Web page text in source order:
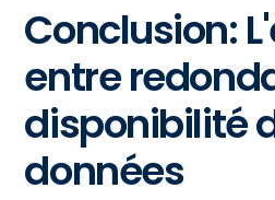
Conclusion:
entre
disponibilité
données